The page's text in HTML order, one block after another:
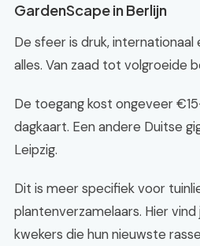
GardenScape in Berlijn
De sfeer is druk, internationaal
alles. Van zaad tot volgroeide
De toegang kost ongeveer
dagkaart. Een andere Duitse
Leipzig.
Dit is meer specifiek voor
plantenverzamelaars. Hier
kwekers die hun nieuwste